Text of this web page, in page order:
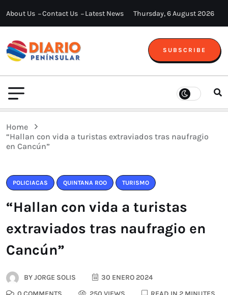
About Us Contact Us Latest News Thursday, 6 August 2026
SUBSCRIBE
Home
“Hallan con vida a turistas extraviados tras naufragio
en Cancún”
POLICIACAS QUINTANA ROO TURISMO
“Hallan con vida a turistas
extraviados tras naufragio en
Cancún”
BYJORGE SOLIS
30 ENERO 2024